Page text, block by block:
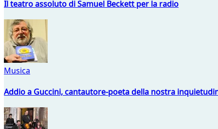
Il teatro assoluto di Samuel Beckett per la radio
Musica
Addio a Guccini, cantautore-poeta della nostra